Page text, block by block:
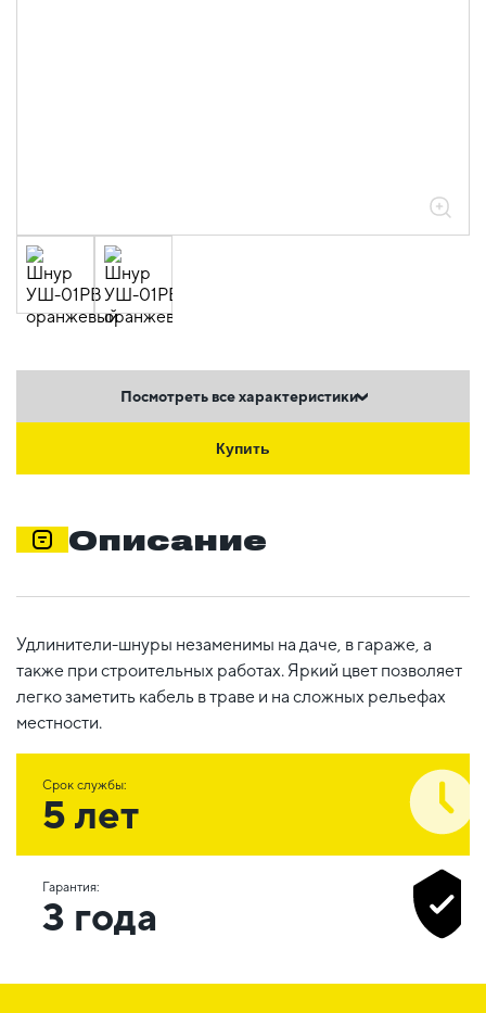
Посмотреть все характеристики
Купить
Описание
Удлинители-шнуры незаменимы на даче, в гараже, а
также при строительных работах. Яркий цвет позволяет
легко заметить кабель в траве и на сложных рельефах
местности.
Срок службы:
5 лет
Гарантия:
3 года